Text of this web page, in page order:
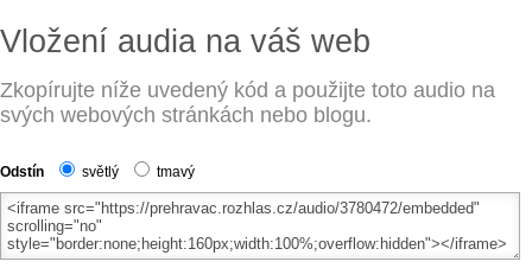
Vložení audia na váš web
Zkopírujte níže uvedený kód a použijte toto audio na
svých webových stránkách nebo blogu.
Odstín světlý tmavý